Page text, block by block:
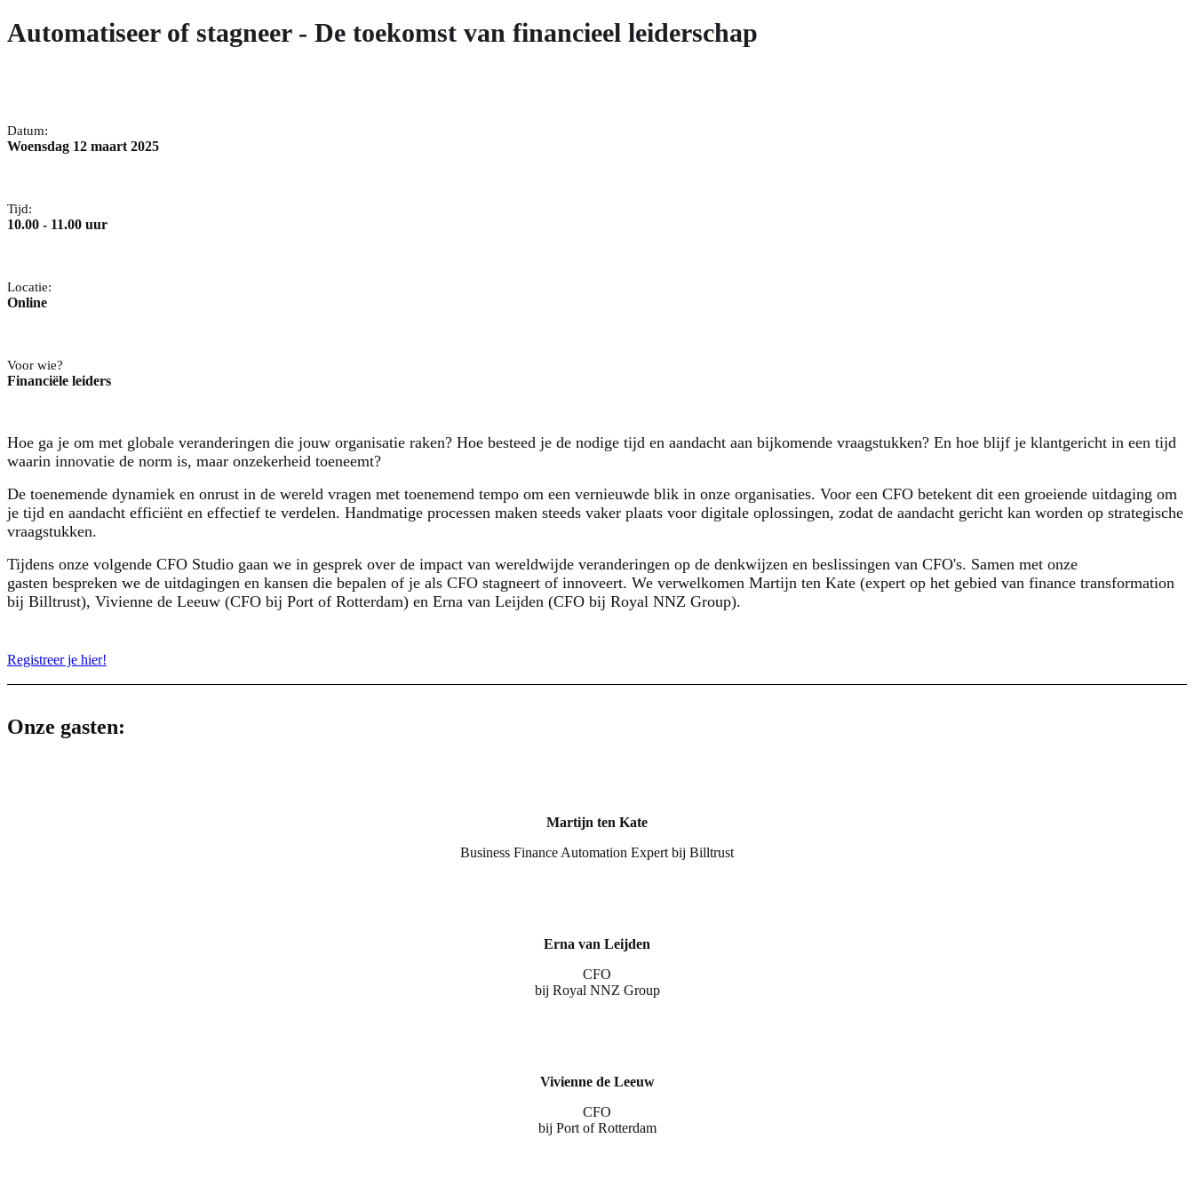
Automatiseer of stagneer - De toekomst van financieel leiderschap
Datum:
Woensdag 12 maart 2025
Tijd:
10.00 - 11.00 uur
Locatie:
Online
Voor wie?
Financiële leiders
Hoe ga je om met globale veranderingen die jouw organisatie raken? Hoe besteed je de nodige tijd en aandacht aan bijkomende vraagstukken? En hoe blijf je klantgericht in een tijd
waarin innovatie de norm is, maar onzekerheid toeneemt?
De toenemende dynamiek en onrust in de wereld vragen met toenemend tempo om een vernieuwde blik in onze organisaties. Voor een CFO betekent dit een groeiende uitdaging om
je tijd en aandacht efficiënt en effectief te verdelen. Handmatige processen maken steeds vaker plaats voor digitale oplossingen, zodat de aandacht gericht kan worden op strategische
vraagstukken.
Tijdens onze volgende CFO Studio gaan we in gesprek over de impact van wereldwijde veranderingen op de denkwijzen en beslissingen van CFO's. Samen met onze
gasten bespreken we de uitdagingen en kansen die bepalen of je als CFO stagneert of innoveert. We verwelkomen Martijn ten Kate (expert op het gebied van finance transformation
bij Billtrust), Vivienne de Leeuw (CFO bij Port of Rotterdam) en Erna van Leijden (CFO bij Royal NNZ Group).
Registreer je hier!
Onze gasten:
Martijn ten Kate
Business Finance Automation Expert bij Billtrust
Erna van Leijden
CFO
bij Royal NNZ Group
Vivienne de Leeuw
CFO
bij Port of Rotterdam